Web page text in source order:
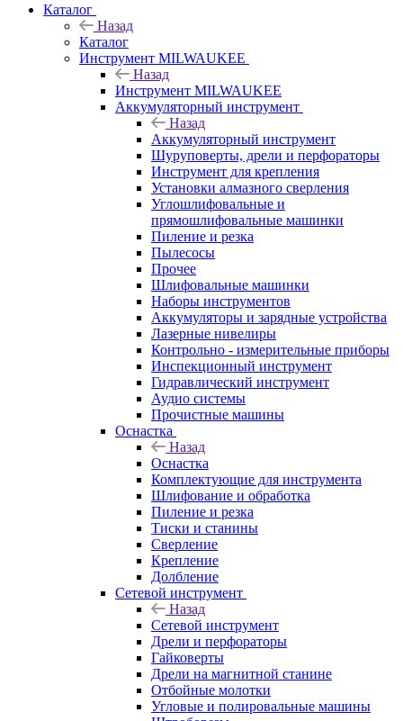
Каталог
Назад
Каталог
Инструмент MILWAUKEE
Назад
Инструмент MILWAUKEE
Аккумуляторный инструмент
Назад
Аккумуляторный инструмент
Шуруповерты, дрели и перфораторы
Инструмент для крепления
Установки алмазного сверления
Углошлифовальные и
прямошлифовальные машинки
Пиление и резка
Пылесосы
Прочее
Шлифовальные машинки
Наборы инструментов
Аккумуляторы и зарядные устройства
Лазерные нивелиры
Контрольно - измерительные приборы
Инспекционный инструмент
Гидравлический инструмент
Аудио системы
Прочистные машины
Оснастка
Назад
Оснастка
Комплектующие для инструмента
Шлифование и обработка
Пиление и резка
Тиски и станины
Сверление
Крепление
Долбление
Сетевой инструмент
Назад
Сетевой инструмент
Дрели и перфораторы
Гайковерты
Дрели на магнитной станине
Отбойные молотки
Угловые и полировальные машины